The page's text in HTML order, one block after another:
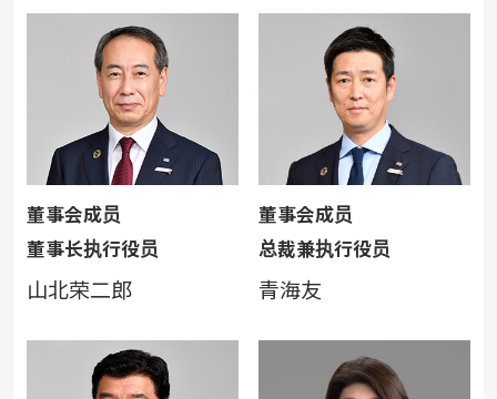
董事会成员
董事长执行役员
山北荣二郎
董事会成员
总裁兼执行役员
青海友